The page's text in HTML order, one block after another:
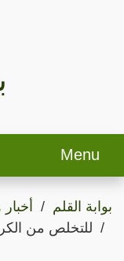
Menu
بوابة القلم
للتخلص من